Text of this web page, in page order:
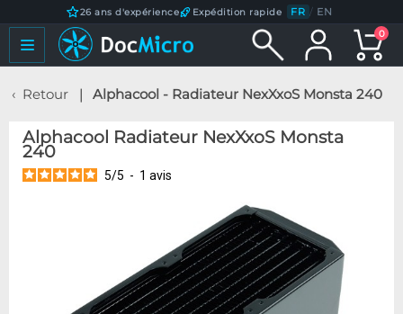
26 ans d'expérience Expédition rapide FR / EN
0
Retour Alphacool - Radiateur NexXxoS Monsta 240
Alphacool Radiateur NexXxoS Monsta
240
5/5 - 1 avis